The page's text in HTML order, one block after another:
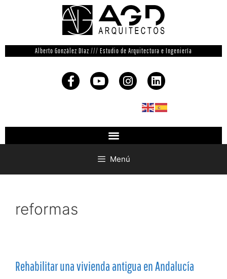
Alberto González Díaz /// Estudio de Arquitectura e Ingeniería
Menú
reformas
Rehabilitar una vivienda antigua en Andalucía